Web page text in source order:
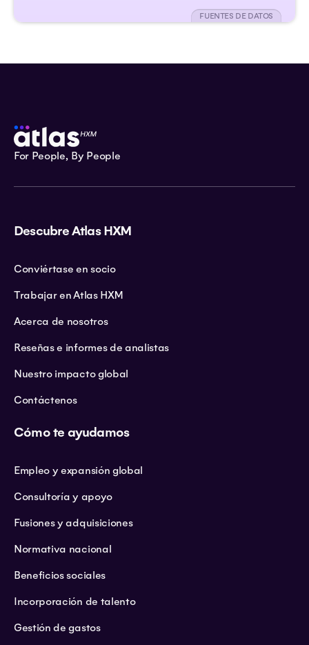
FUENTES DE DATOS
For People, By People
Descubre Atlas HXM
Conviértase en socio
Trabajar en Atlas HXM
Acerca de nosotros
Reseñas e informes de analistas
Nuestro impacto global
Contáctenos
Cómo te ayudamos
Empleo y expansión global
Consultoría y apoyo
Fusiones y adquisiciones
Normativa nacional
Beneficios sociales
Incorporación de talento
Gestión de gastos